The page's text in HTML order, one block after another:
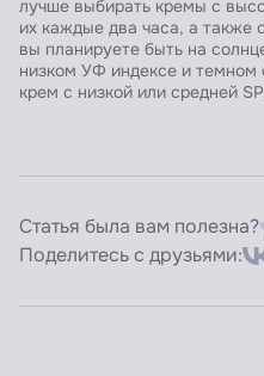
лучше выбирать кремы с
их каждые два часа, а также
вы планируете быть на
низком УФ индексе и
крем с низкой или средней
Статья была вам полезна?
Поделитесь с друзьями: